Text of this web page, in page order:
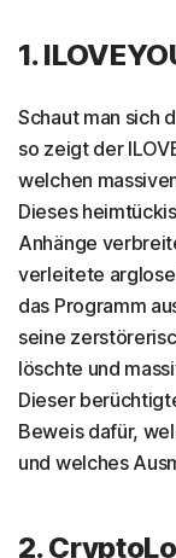
1.
Schaut man sich
so zeigt der
welchen
Dieses
Anhänge
verleitete
das Programm
seine
löschte und
Dieser
Beweis dafür,
und welches
2.